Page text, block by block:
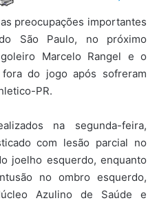
preocupações importantes
São Paulo, no próximo
Marcelo Rangel e o
do jogo após sofreram
PR.
na segunda-feira,
com lesão parcial no
joelho esquerdo, enquanto
no ombro esquerdo,
Azulino de Saúde e